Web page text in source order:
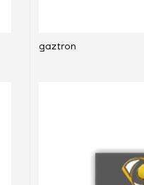
gaztron